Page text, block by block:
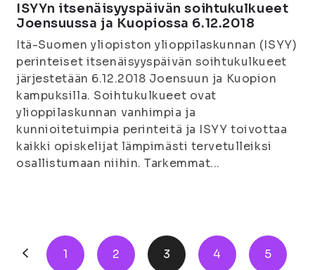
ISYYn itsenäisyyspäivän soihtukulkueet
Joensuussa ja Kuopiossa 6.12.2018
Itä-Suomen yliopiston ylioppilaskunnan (ISYY)
perinteiset itsenäisyyspäivän soihtukulkueet
järjestetään 6.12.2018 Joensuun ja Kuopion
kampuksilla. Soihtukulkueet ovat
ylioppilaskunnan vanhimpia ja
kunnioitetuimpia perinteitä ja ISYY toivottaa
kaikki opiskelijat lämpimästi tervetulleiksi
osallistumaan niihin. Tarkemmat...
1 2 3 4 5